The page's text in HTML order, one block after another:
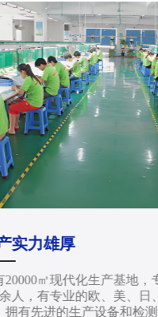
实力雄厚
20000㎡现代化生产基地，
人，有专业的欧、美、日
拥有先进的生产设备和检